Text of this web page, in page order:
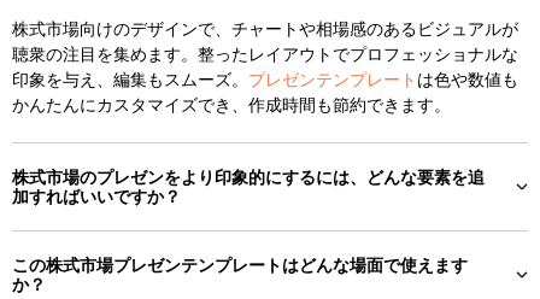
株式市場向けのデザインで、チャートや相場感のあるビジュアルが
聴衆の注目を集めます。整ったレイアウトでプロフェッショナルな
印象を与え、編集もスムーズ。 プレゼンテンプレート は色や数値も
かんたんにカスタマイズでき、作成時間も節約できます。
株式市場のプレゼンをより印象的にするには、どんな要素を追
加すればいいですか？
この株式市場プレゼンテンプレートはどんな場面で使えます
か？